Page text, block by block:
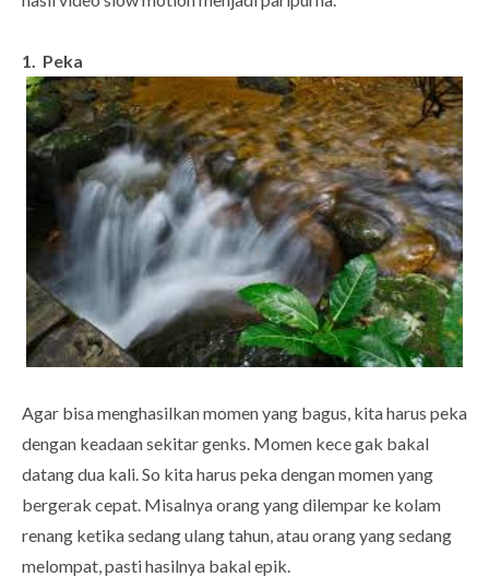
1. Peka
Agar bisa menghasilkan momen yang bagus, kita harus peka
dengan keadaan sekitar genks. Momen kece gak bakal
datang dua kali. So kita harus peka dengan momen yang
bergerak cepat. Misalnya orang yang dilempar ke kolam
renang ketika sedang ulang tahun, atau orang yang sedang
melompat, pasti hasilnya bakal epik.